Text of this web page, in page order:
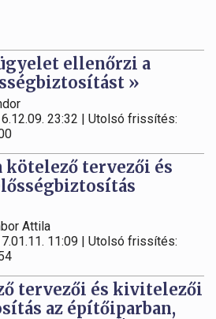
ellenőrzi a
»
23:32 | Utolsó frissítés:
tervezői és
Attila
11:09 | Utolsó frissítés:
tervezői és kivitelezői
az építőiparban,